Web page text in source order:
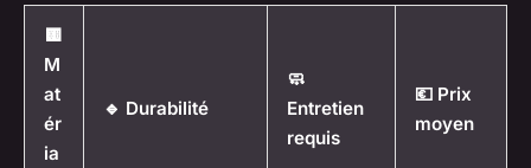
🟨
M
at
ér
ia
🔹 Durabilité
🧼
Entretien
requis
💶 Prix
moyen